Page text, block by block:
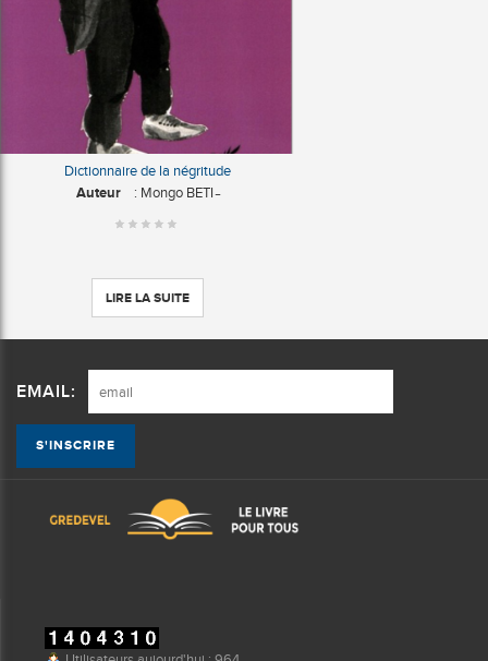
Dictionnaire de la négritude
Auteur : Mongo BETI ̵
LIRE LA SUITE
EMAIL: